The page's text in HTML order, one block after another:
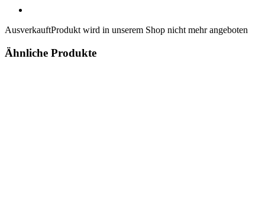
AusverkauftProdukt wird in unserem Shop nicht mehr angeboten
Ähnliche Produkte